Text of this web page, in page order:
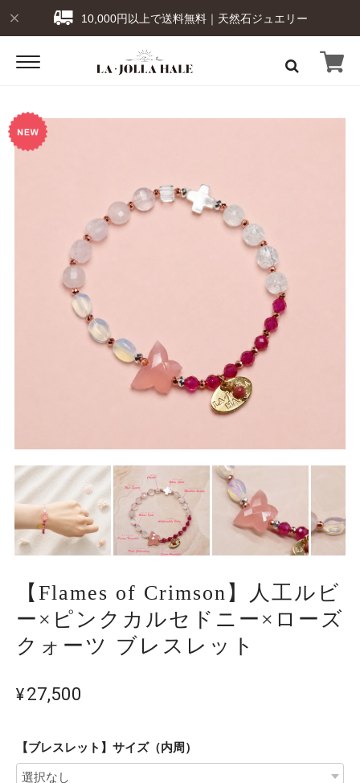
10,000円以上で送料無料｜天然石ジュエリー
【Flames of Crimson】人工ルビ
ー×ピンクカルセドニー×ローズ
クォーツ ブレスレット
¥27,500
【ブレスレット】サイズ（内周）